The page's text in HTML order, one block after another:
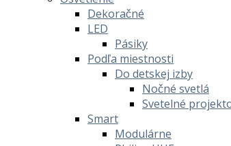
Dekoračné
LED
Pásiky
Podľa miestnosti
Do detskej izby
Nočné svetlá
Svetelné
Smart
Modulárne